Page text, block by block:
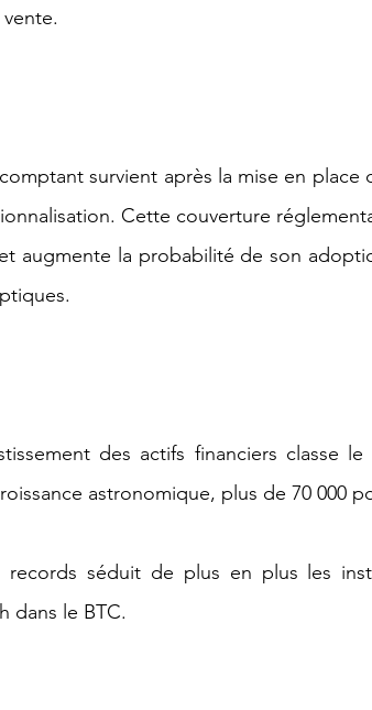
survient après la mise en
Cette couverture
augmente la probabilité de son
des actifs financiers classe
astronomique, plus de 70 000
séduit de plus en plus les
dans le BTC.